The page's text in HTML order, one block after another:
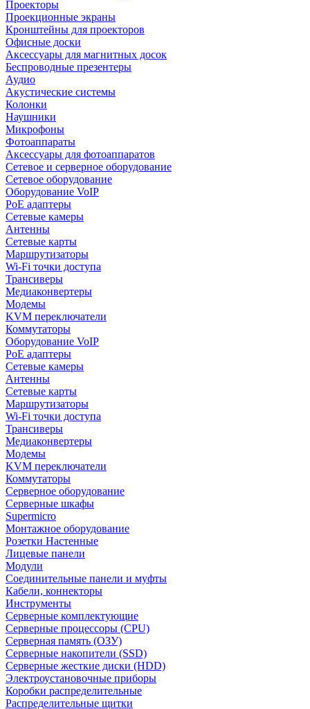
Проекторы
Проекционные экраны
Кронштейны для проекторов
Офисные доски
Аксессуары для магнитных досок
Беспроводные презентеры
Аудио
Акустические системы
Колонки
Наушники
Микрофоны
Фотоаппараты
Аксессуары для фотоаппаратов
Сетевое и серверное оборудование
Сетевое оборудование
Оборудование VoIP
PoE адаптеры
Сетевые камеры
Антенны
Сетевые карты
Маршрутизаторы
Wi-Fi точки доступа
Трансиверы
Медиаконвертеры
Модемы
KVM переключатели
Коммутаторы
Оборудование VoIP
PoE адаптеры
Сетевые камеры
Антенны
Сетевые карты
Маршрутизаторы
Wi-Fi точки доступа
Трансиверы
Медиаконвертеры
Модемы
KVM переключатели
Коммутаторы
Серверное оборудование
Серверные шкафы
Supermicro
Монтажное оборудование
Розетки Настенные
Лицевые панели
Модули
Соединительные панели и муфты
Кабели, коннекторы
Инструменты
Серверные комплектующие
Серверные процессоры (CPU)
Серверная память (ОЗУ)
Серверные накопители (SSD)
Серверные жесткие диски (HDD)
Электроустановочные приборы
Коробки распределительные
Распределительные щитки